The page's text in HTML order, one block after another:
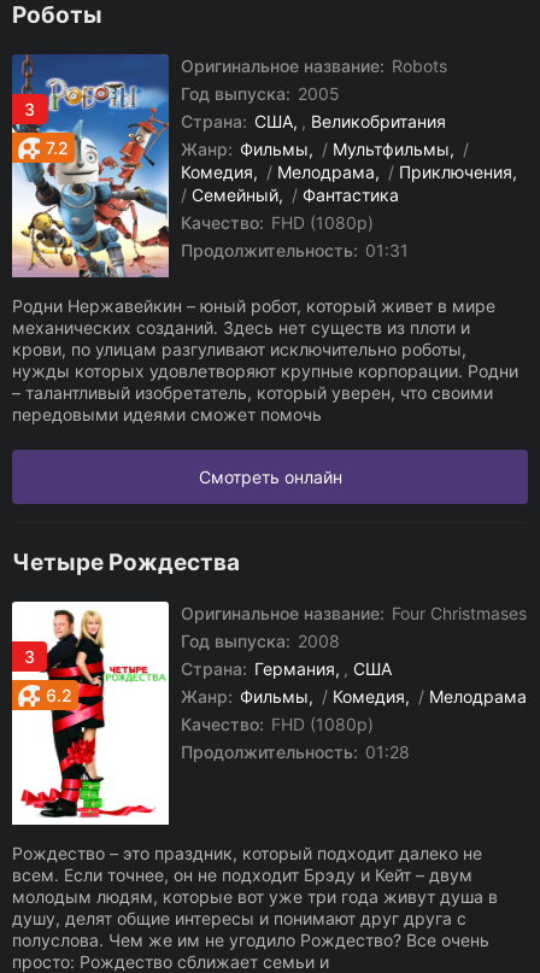
Роботы
3
7.2
Оригинальное название: Robots
Год выпуска: 2005
Страна: США , Великобритания
Жанр: Фильмы / Мультфильмы
/
Комедия
/ Мелодрама / Приключения
/ Семейный / Фантастика
Качество: FHD (1080p)
Продолжительность: 01:31
Родни Нержавейкин – юный робот, который живет в мире
механических созданий. Здесь нет существ из плоти и
крови, по улицам разгуливают исключительно роботы,
нужды которых удовлетворяют крупные корпорации. Родни
– талантливый изобретатель, который уверен, что своими
передовыми идеями сможет помочь
Смотреть онлайн
Четыре Рождества
3
6.2
Оригинальное название: Four Christmases
Год выпуска: 2008
Страна: Германия , США
Жанр: Фильмы / Комедия / Мелодрама
Качество: FHD (1080p)
Продолжительность: 01:28
Рождество – это праздник, который подходит далеко не
всем. Если точнее, он не подходит Брэду и Кейт – двум
молодым людям, которые вот уже три года живут душа в
душу, делят общие интересы и понимают друг друга с
полуслова. Чем же им не угодило Рождество? Все очень
просто: Рождество сближает семьи и